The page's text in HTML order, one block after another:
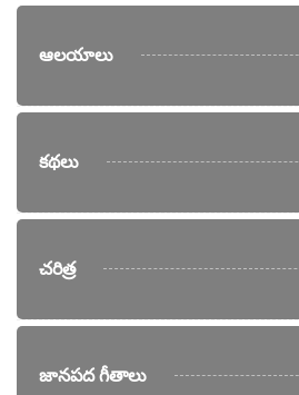
ఆలయాలు
కథలు
చరిత్ర
జానపద గీతాలు